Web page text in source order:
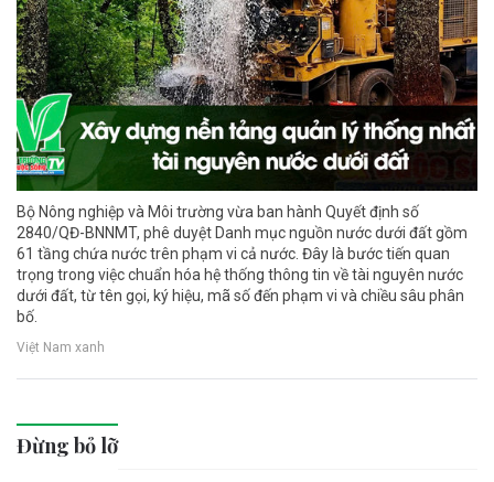
Bộ Nông nghiệp và Môi trường vừa ban hành Quyết định số
2840/QĐ-BNNMT, phê duyệt Danh mục nguồn nước dưới đất gồm
61 tầng chứa nước trên phạm vi cả nước. Đây là bước tiến quan
trọng trong việc chuẩn hóa hệ thống thông tin về tài nguyên nước
dưới đất, từ tên gọi, ký hiệu, mã số đến phạm vi và chiều sâu phân
bố.
Việt Nam xanh
Đừng bỏ lỡ